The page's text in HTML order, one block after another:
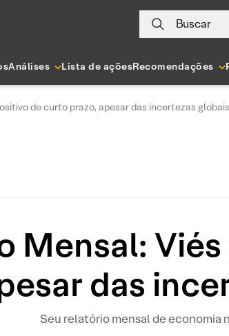
Buscar
Análises Lista de açõesRecomendações
de curto prazo, apesar das incertezas globais
Mensal:
das
Seu relatório mensal de economia